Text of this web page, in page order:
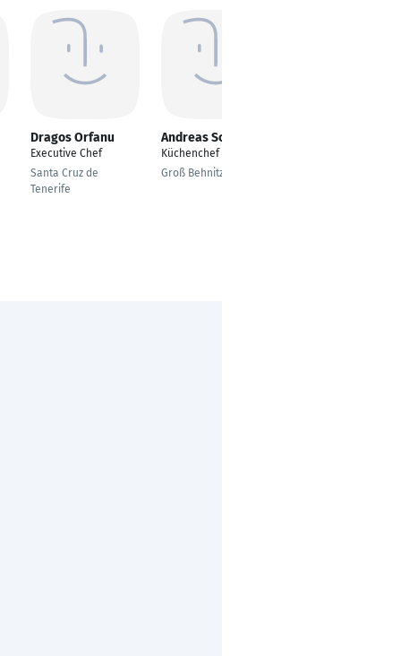
Dragos Orfanu
Executive Chef
Santa Cruz de
Tenerife
Andreas Schmidt
Küchenchef
Groß Behnitz